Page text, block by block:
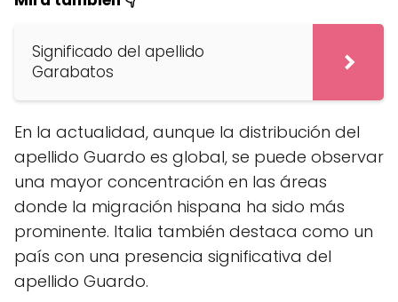
Significado del apellido
Garabatos
En la actualidad, aunque la distribución del
apellido Guardo es global, se puede observar
una mayor concentración en las áreas
donde la migración hispana ha sido más
prominente. Italia también destaca como un
país con una presencia significativa del
apellido Guardo.